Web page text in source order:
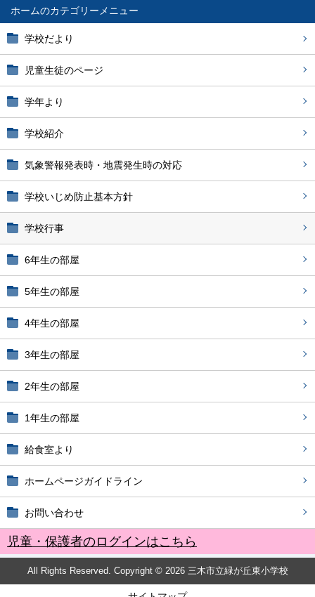
ホーム
学校だより
児童生徒のページ
学年より
学校紹介
気象警報発表時・地震発生時の対応
学校いじめ防止基本方針
学校行事
6年生の部屋
5年生の部屋
4年生の部屋
3年生の部屋
2年生の部屋
1年生の部屋
給食室より
ホームページガイドライン
お問い合わせ
児童・保護者のログインはこちら
All Rights Reserved. Copyright © 2026 三木市立緑が丘東小学校